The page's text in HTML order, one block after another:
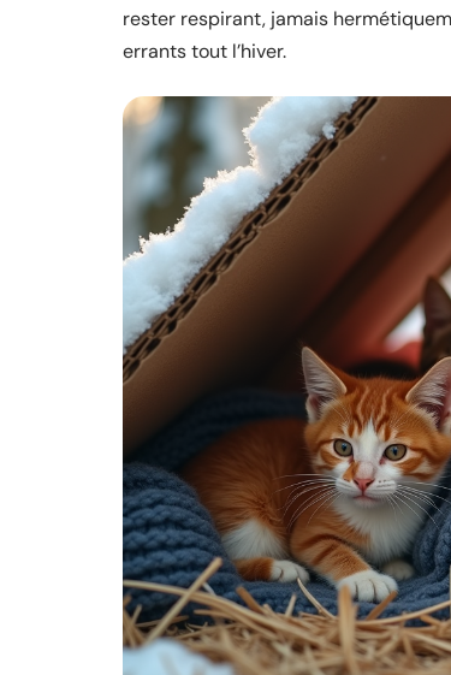
rester respirant, jamais
errants tout l’hiver.